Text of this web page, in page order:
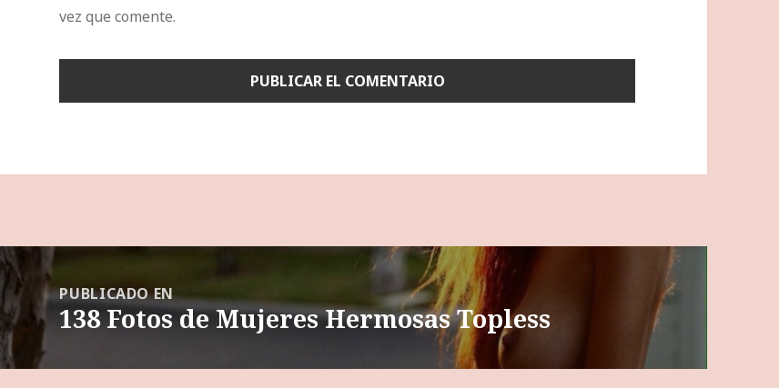
vez que comente.
PUBLICADO EN
138 Fotos de Mujeres Hermosas Topless